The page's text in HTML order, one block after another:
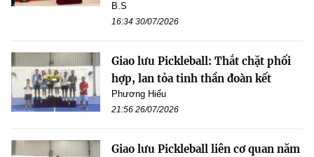
B.S
16:34 30/07/2026
Giao lưu Pickleball: Thắt chặt phối
hợp, lan tỏa tinh thần đoàn kết
Phương Hiếu
21:56 26/07/2026
Giao lưu Pickleball liên cơ quan năm